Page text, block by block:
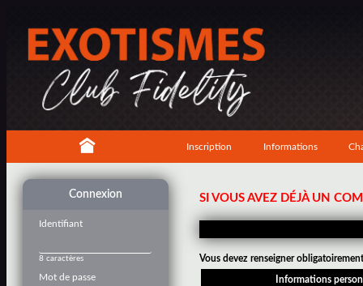
Inscription Informations
Connexion
Identifiant
8 caractères
Mot de passe
SI VOUS AVEZ DÉJÀ UN
Vous devez renseigner
Informations